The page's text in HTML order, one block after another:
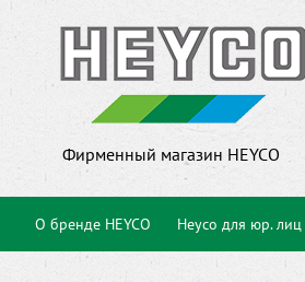
Фирменный магазин HEYCO
О бренде HEYCO Heyco для юр. лиц